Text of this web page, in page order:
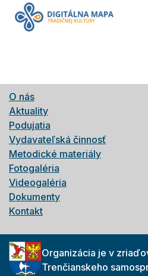
O nás
Aktuality
Podujatia
Vydavateľská činnosť
Metodické materiály
Fotogaléria
Videogaléria
Dokumenty
Kontakt
Organizácia je v
Trenčianskeho